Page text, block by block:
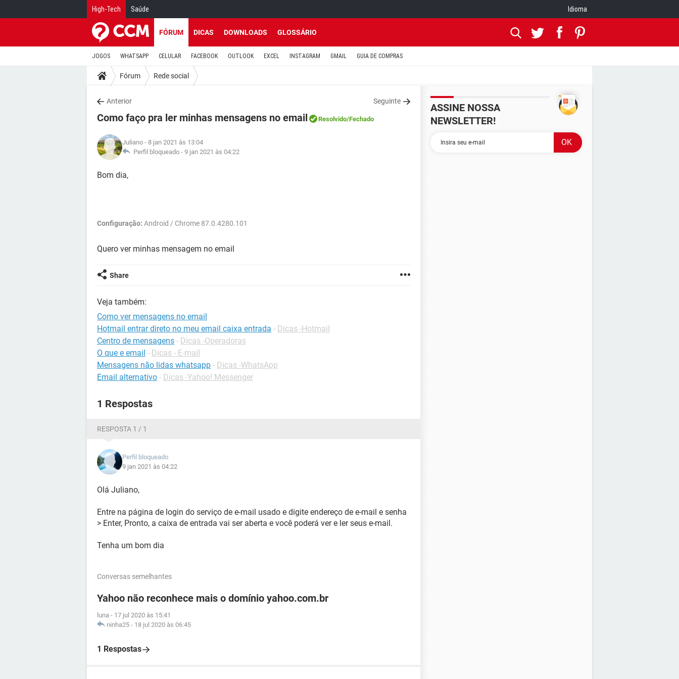
High-Tech Saúde Idioma
FÓRUM DICAS DOWNLOADS GLOSSÁRIO
JOGOS WHATSAPP CELULAR FACEBOOK OUTLOOK EXCEL INSTAGRAM GMAIL GUIA DE COMPRAS
Fórum Rede social
Anterior Seguinte
Como faço pra ler minhas mensagens no email Resolvido/Fechado
Juliano - 8 jan 2021 às 13:04
Perfil bloqueado - 9 jan 2021 às 04:22
Bom dia,
Configuração: Android / Chrome 87.0.4280.101
Quero ver minhas mensagem no email
Share
Veja também:
Como ver mensagens no email
Hotmail entrar direto no meu email caixa entrada - Dicas -Hotmail
Centro de mensagens - Dicas -Operadoras
O que e email - Dicas - E-mail
Mensagens não lidas whatsapp - Dicas -WhatsApp
Email alternativo - Dicas -Yahoo! Messenger
1 Respostas
RESPOSTA 1 / 1
Perfil bloqueado
9 jan 2021 às 04:22
Olá Juliano,
Entre na página de login do serviço de e-mail usado e digite endereço de e-mail e senha
> Enter, Pronto, a caixa de entrada vai ser aberta e você poderá ver e ler seus e-mail.
Tenha um bom dia
Conversas semelhantes
Yahoo não reconhece mais o domínio yahoo.com.br
luna - 17 jul 2020 às 15:41
ninha25 - 18 jul 2020 às 06:45
1 Respostas
ASSINE NOSSA
NEWSLETTER!